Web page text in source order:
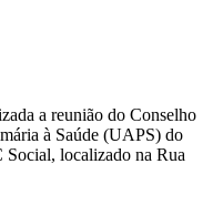
a reunião do Conselho
à Saúde (UAPS) do
localizado na Rua